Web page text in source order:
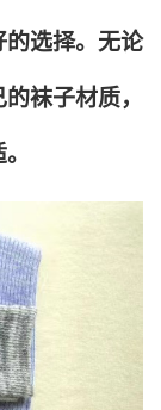
选择。无论
袜子材质，